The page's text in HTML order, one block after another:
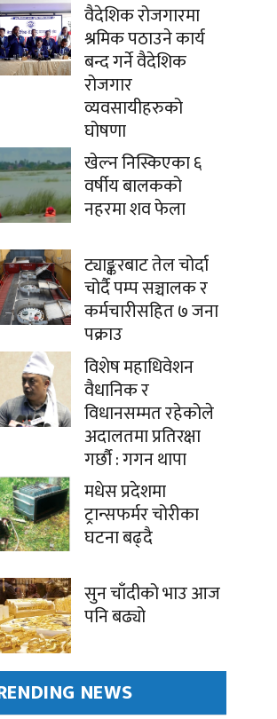
वैदेशिक रोजगारमा
श्रमिक पठाउने कार्य
बन्द गर्ने वैदेशिक
रोजगार
व्यवसायीहरुको
घोषणा
खेल्न निस्किएका ६
वर्षीय बालकको
नहरमा शव फेला
ट्याङ्करबाट तेल चोर्दा
चोर्दै पम्प सञ्चालक र
कर्मचारीसहित ७ जना
पक्राउ
विशेष महाधिवेशन
वैधानिक र
विधानसम्मत रहेकोले
अदालतमा प्रतिरक्षा
गर्छौ : गगन थापा
मधेस प्रदेशमा
ट्रान्सफर्मर चोरीका
घटना बढ्दै
सुन चाँदीको भाउ आज
पनि बढ्यो
NEWS